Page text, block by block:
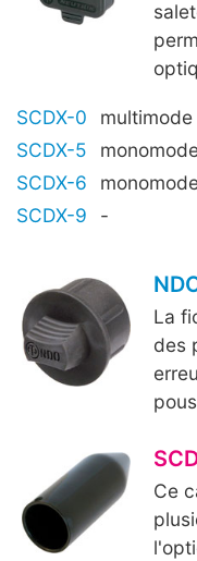
SCDX-0 multimode
SCDX-5
SCDX-6
SCDX-9
-
La
des
Ce